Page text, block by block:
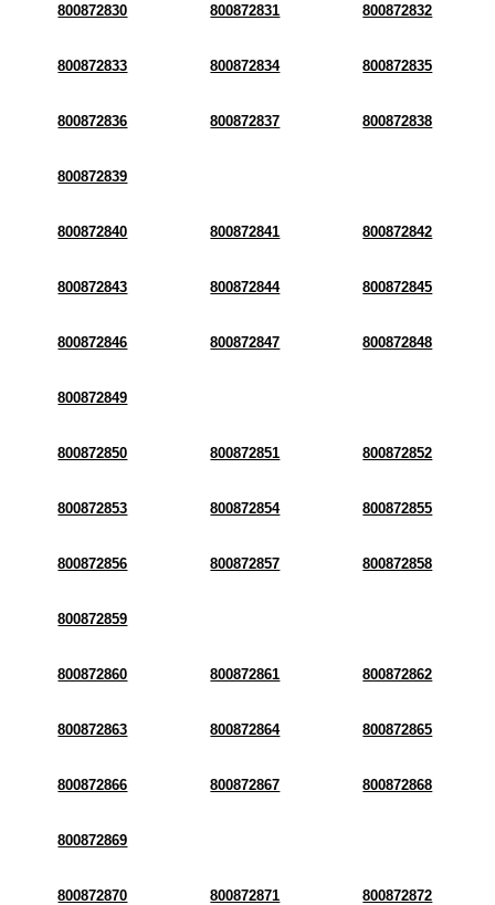
800872830 800872831 800872832
800872833 800872834 800872835
800872836 800872837 800872838
800872839
800872840 800872841 800872842
800872843 800872844 800872845
800872846 800872847 800872848
800872849
800872850 800872851 800872852
800872853 800872854 800872855
800872856 800872857 800872858
800872859
800872860 800872861 800872862
800872863 800872864 800872865
800872866 800872867 800872868
800872869
800872870 800872871 800872872